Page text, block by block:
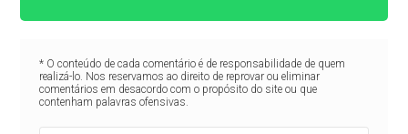
* O conteúdo de cada comentário é de responsabilidade de quem
realizá-lo. Nos reservamos ao direito de reprovar ou eliminar
comentários em desacordo com o propósito do site ou que
contenham palavras ofensivas.